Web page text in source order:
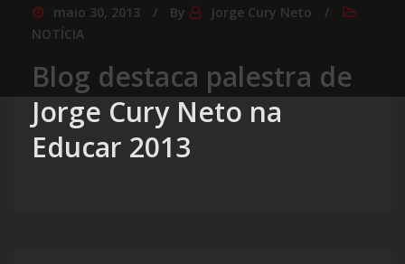
maio 30, 2013 By
Jorge Cury Neto
NOTÍCIA
Blog destaca palestra de
Jorge Cury Neto na
Educar 2013